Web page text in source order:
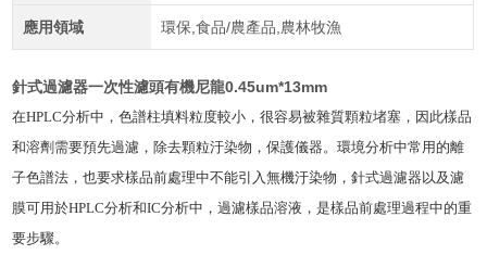
應用領域 環保,食品/農產品,農林牧漁
針式過濾器一次性濾頭有機尼龍0.45um*13mm
在HPLC分析中，色譜柱填料粒度較小，很容易被雜質顆粒堵塞，因此樣品
和溶劑需要預先過濾，除去顆粒汙染物，保護儀器。環境分析中常用的離
子色譜法，也要求樣品前處理中不能引入無機汙染物，針式過濾器以及濾
膜可用於HPLC分析和IC分析中，過濾樣品溶液，是樣品前處理過程中的重
要步驟。